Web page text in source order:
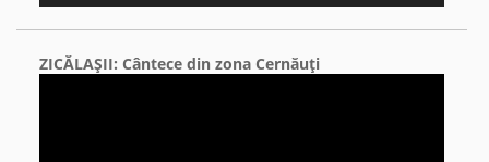
ZICĂLAŞII: Cântece din zona Cernăuţi